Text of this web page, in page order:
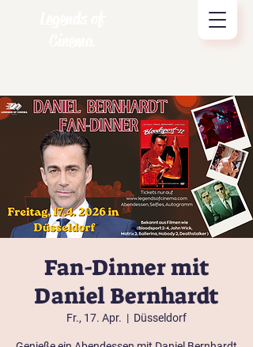
Fan-Dinner mit
Daniel Bernhardt
Fr., 17. Apr.
  |
Düsseldorf